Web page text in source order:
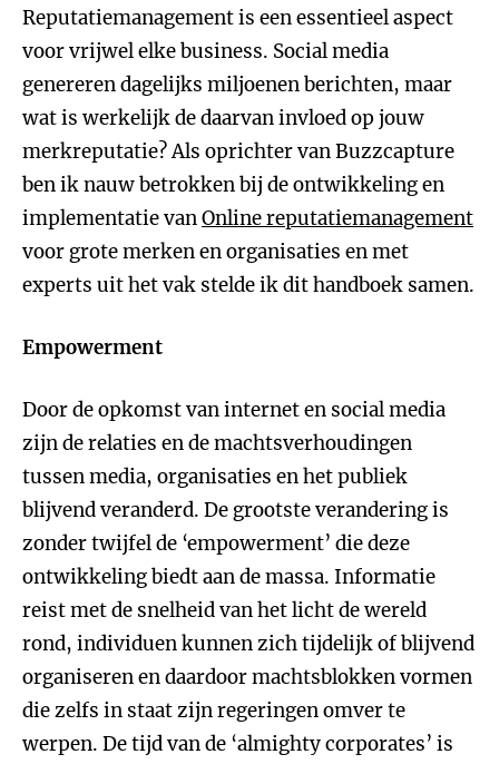
Reputatiemanagement is een essentieel aspect
voor vrijwel elke business. Social media
genereren dagelijks miljoenen berichten, maar
wat is werkelijk de daarvan invloed op jouw
merkreputatie? Als oprichter van Buzzcapture
ben ik nauw betrokken bij de ontwikkeling en
implementatie vanOnline reputatiemanagement
voor grote merken en organisaties en met
experts uit het vak stelde ik dit handboek samen.
Empowerment
Door de opkomst van internet en social media
zijn de relaties en de machtsverhoudingen
tussen media, organisaties en het publiek
blijvend veranderd. De grootste verandering is
zonder twijfel de ‘empowerment’ die deze
ontwikkeling biedt aan de massa. Informatie
reist met de snelheid van het licht de wereld
rond, individuen kunnen zich tijdelijk of blijvend
organiseren en daardoor machtsblokken vormen
die zelfs in staat zijn regeringen omver te
werpen. De tijd van de ‘almighty corporates’ is